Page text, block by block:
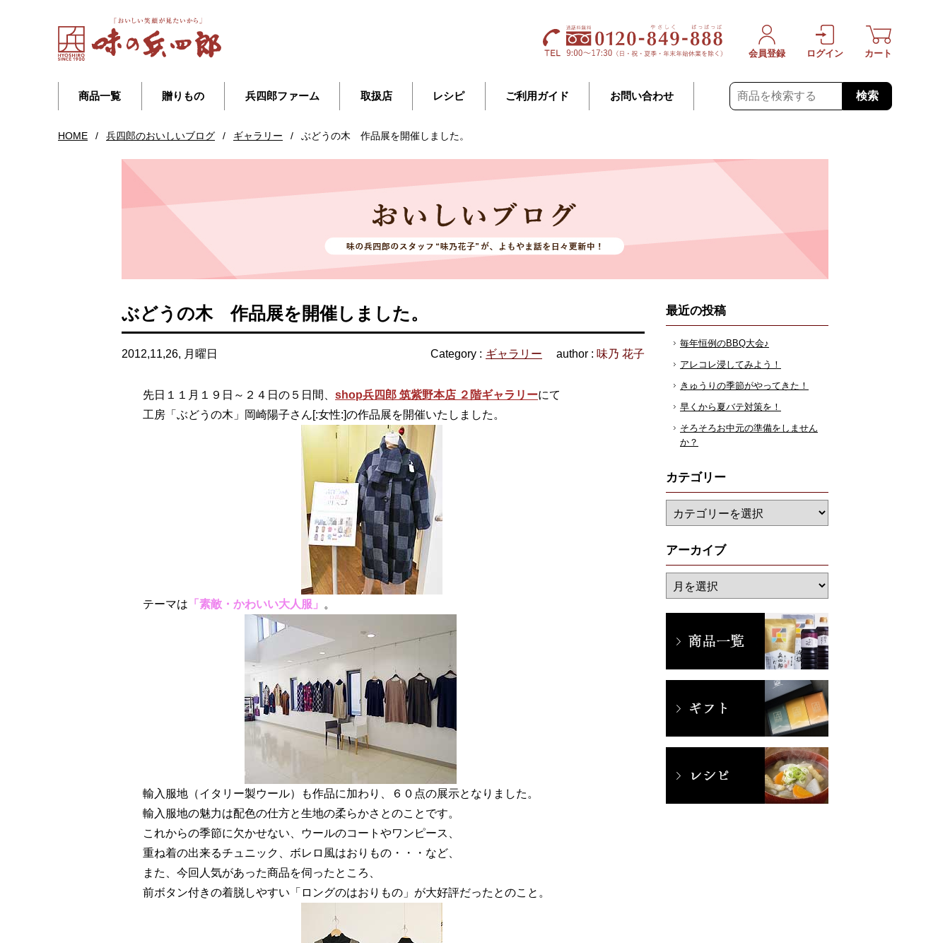
商品一覧 贈りもの 兵四郎ファーム 取扱店 レシピ ご利用ガイド お問い合わせ 検索
会員登録 ログイン カート
HOME / 兵四郎のおいしいブログ / ギャラリー / ぶどうの木 作品展を開催しました。
ぶどうの木 作品展を開催しました。
2012,11,26, 月曜日 Category : ギャラリー author : 味乃 花子
先日１１月１９日～２４日の５日間、 shop兵四郎 筑紫野本店 ２階ギャラリーにて
工房「ぶどうの木」岡崎陽子さん[:女性:]の作品展を開催いたしました。
テーマは 「素敵・かわいい大人服」 。
輸入服地（イタリー製ウール）も作品に加わり、６０点の展示となりました。
輸入服地の魅力は配色の仕方と生地の柔らかさとのことです。
これからの季節に欠かせない、ウールのコートやワンピース、
重ね着の出来るチュニック、ボレロ風はおりもの・・・など、
また、今回人気があった商品を伺ったところ、
前ボタン付きの着脱しやすい「ロングのはおりもの」が大好評だったとのこと。
最近の投稿
毎年恒例のBBQ大会♪
アレコレ浸してみよう！
きゅうりの季節がやってきた！
早くから夏バテ対策を！
そろそろお中元の準備をしません
か？
カテゴリー
アーカイブ